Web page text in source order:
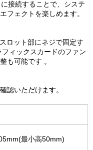
接続することで、システ
フェクトを楽しめます。
ロット部にネジで固定す
ィックスカードのファン
も可能です 。
認いただけます。
最小高50mm)